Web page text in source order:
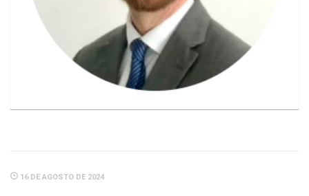
16 DE AGOSTO DE 2024